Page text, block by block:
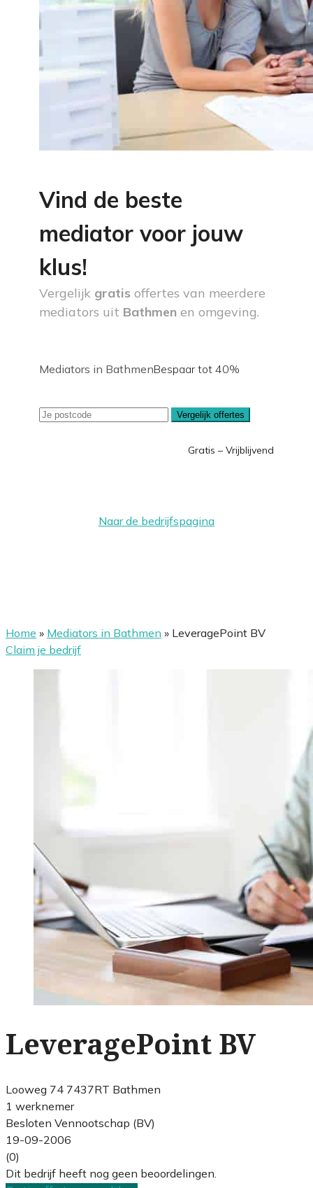
Vind de beste
mediator voor jouw
klus!
Vergelijk gratis offertes van meerdere
mediators uit Bathmen en omgeving.
Mediators in BathmenBespaar tot 40%
Vergelijk offertes
Gratis – Vrijblijvend
Naar de bedrijfspagina
Home » Mediators in Bathmen » LeveragePoint BV
Claim je bedrijf
LeveragePoint BV
Looweg 74 7437RT Bathmen
1 werknemer
Besloten Vennootschap (BV)
19-09-2006
(0)
Dit bedrijf heeft nog geen beoordelingen.